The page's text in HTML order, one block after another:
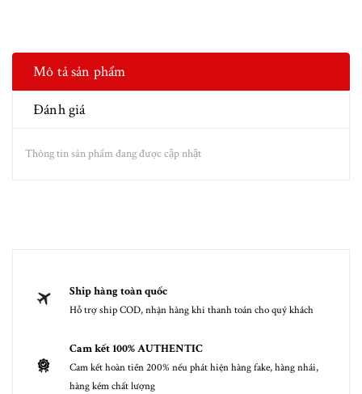
Mô tả sản phẩm
Đánh giá
Thông tin sản phẩm đang được cập nhật
Ship hàng toàn quốc
Hỗ trợ ship COD, nhận hàng khi thanh toán cho quý khách
Cam kết 100% AUTHENTIC
Cam kết hoàn tiền 200% nếu phát hiện hàng fake, hàng nhái,
hàng kém chất lượng